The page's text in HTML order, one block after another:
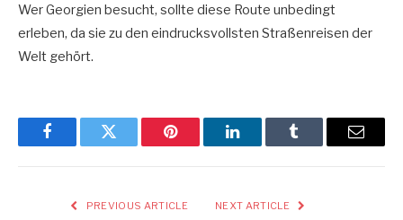
Wer Georgien besucht, sollte diese Route unbedingt
erleben, da sie zu den eindrucksvollsten Straßenreisen der
Welt gehört.
FacebookTwitter Pinterest LinkedInTumblr Email
PREVIOUS ARTICLE NEXT ARTICLE